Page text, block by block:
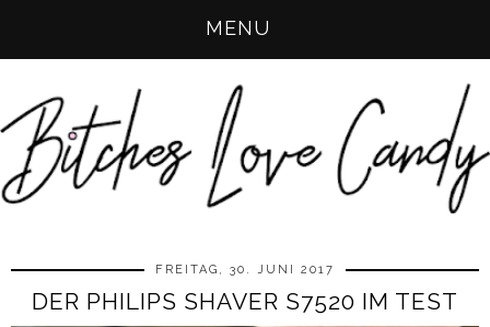
MENU
FREITAG, 30. JUNI 2017
DER PHILIPS SHAVER S7520 IM TEST